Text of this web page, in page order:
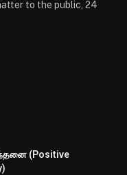
to the public, 24
(Positive